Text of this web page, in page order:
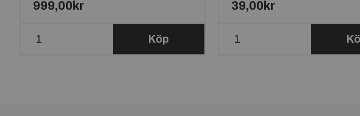
10 METER
999,00kr
Köp
39,00kr